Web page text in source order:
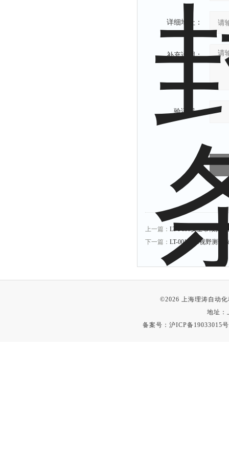
详细地址：
补充说明：
验证码：
上一篇： LT-F838安全带倾斜
下一篇： LT-001口罩视野测试
©2026 上海理涛自动
地址：
备案号： 沪ICP备19033015